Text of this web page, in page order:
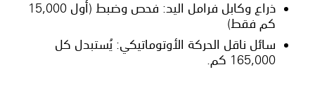
ذراع وكابل فرامل اليد: فحص وضبط (أول 15,000
كم فقط)
سائل ناقل الحركة الأوتوماتيكي: يُستبدل كل
165,000 كم.